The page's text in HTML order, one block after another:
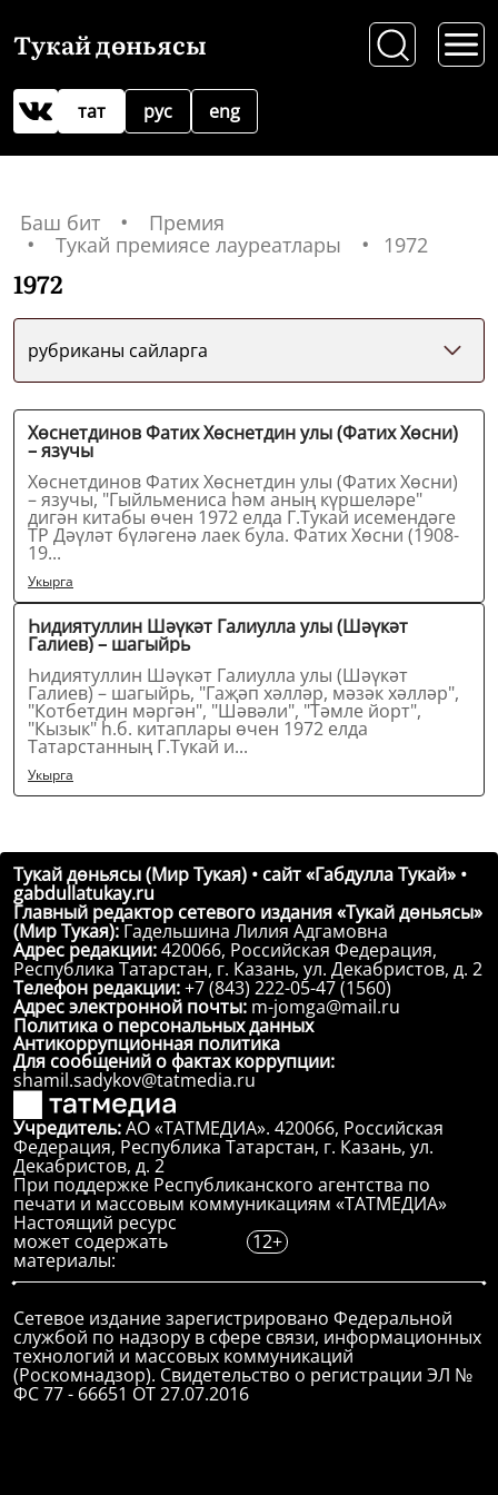
Тукай дөньясы
рус
тат eng
Баш бит
Премия
Тукай премиясе лауреатлары
1972
1972
рубриканы сайларга
Хөснетдинов Фатих Хөснетдин улы (Фатих Хөсни)
– язучы
Хөснетдинов Фатих Хөснетдин улы (Фатих Хөсни)
– язучы, "Гыйльмениса һәм аның күршеләре"
дигән китабы өчен 1972 елда Г.Тукай исемендәге
ТР Дәүләт бүләгенә лаек була. Фатих Хөсни (1908-
19...
Укырга
Һидиятуллин Шәүкәт Галиулла улы (Шәүкәт
Галиев) – шагыйрь
Һидиятуллин Шәүкәт Галиулла улы (Шәүкәт
Галиев) – шагыйрь, "Гаҗәп хәлләр, мәзәк хәлләр",
"Котбетдин мәргән", "Шәвәли", "Тәмле йорт",
"Кызык" һ.б. китаплары өчен 1972 елда
Татарстанның Г.Тукай и...
Укырга
Тукай дөньясы (Мир Тукая) • сайт «Габдулла Тукай» •
gabdullatukay.ru
Главный редактор сетевого издания «Тукай дөньясы»
(Мир Тукая): Гадельшина Лилия Адгамовна
Адрес редакции:420066, Российская Федерация,
Республика Татарстан, г. Казань, ул. Декабристов, д. 2
Телефон редакции:+7 (843) 222-05-47 (1560)
Адрес электронной почты: m-jomga@mail.ru
Политика о персональных данных
Антикоррупционная политика
Для сообщений о фактах коррупции:
shamil.sadykov@tatmedia.ru
Учредитель:АО «ТАТМЕДИА». 420066, Российская
Федерация, Республика Татарстан, г. Казань, ул.
Декабристов, д. 2
При поддержке Республиканского агентства по
печати и массовым коммуникациям «ТАТМЕДИА»
Настоящий ресурс
может содержать
материалы:
12+
Сетевое издание зарегистрировано Федеральной
службой по надзору в сфере связи, информационных
технологий и массовых коммуникаций
(Роскомнадзор). Свидетельство о регистрации ЭЛ №
ФС 77 - 66651 ОТ 27.07.2016